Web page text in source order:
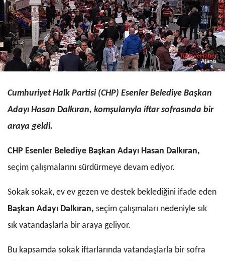
Cumhuriyet Halk Partisi (CHP) Esenler Belediye Başkan
Adayı Hasan Dalkıran, komşularıyla iftar sofrasında bir
araya geldi.
CHP Esenler Belediye Başkan Adayı Hasan Dalkıran,
seçim çalışmalarını sürdürmeye devam ediyor.
Sokak sokak, ev ev gezen ve destek beklediğini ifade eden
Başkan Adayı Dalkıran, seçim çalışmaları nedeniyle sık
sık vatandaşlarla bir araya geliyor.
Bu kapsamda sokak iftarlarında vatandaşlarla bir sofra